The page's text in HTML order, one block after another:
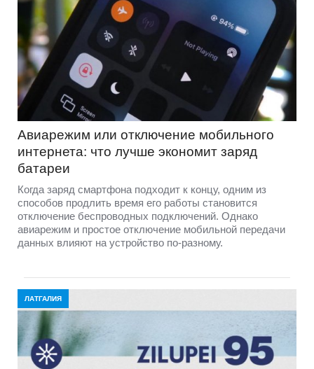
Авиарежим или отключение мобильного
интернета: что лучше экономит заряд
батареи
Когда заряд смартфона подходит к концу, одним из
способов продлить время его работы становится
отключение беспроводных подключений. Однако
авиарежим и простое отключение мобильной передачи
данных влияют на устройство по-разному.
ЛАТГАЛИЯ